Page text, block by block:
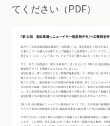
てください（PDF）